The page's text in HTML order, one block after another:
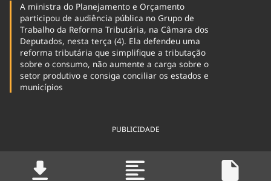
A ministra do Planejamento e Orçamento
participou de audiência pública no Grupo de
Trabalho da Reforma Tributária, na Câmara dos
Deputados, nesta terça (4). Ela defendeu uma
reforma tributária que simplifique a tributação
sobre o consumo, não aumente a carga sobre o
setor produtivo e consiga conciliar os estados e
municípios
PUBLICIDADE